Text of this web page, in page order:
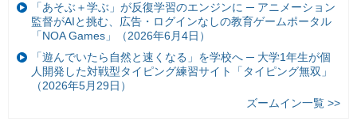
「あそぶ＋学ぶ」が反復学習のエンジンに ─ アニメーション
監督がAIと挑む、広告・ログインなしの教育ゲームポータル
「NOA Games」（2026年6月4日）
「遊んでいたら自然と速くなる」を学校へ ─ 大学1年生が個
人開発した対戦型タイピング練習サイト「タイピング無双」
（2026年5月29日）
ズームイン一覧 >>